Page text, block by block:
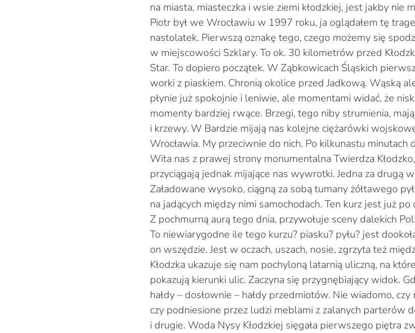
na miasta, miasteczka i wsie ziemi kłodzkiej, jest jakby nie
Piotr był we Wrocławiu w 1997 roku, ja oglądałem tę
nastolatek. Pierwszą oznakę tego, czego możemy się
w miejscowości Szklary. To ok. 30 kilometrów przed
Star. To dopiero początek. W Ząbkowicach Śląskich
worki z piaskiem. Chronią okolice przed Jadkową. Wąską
płynie już spokojnie i leniwie, ale momentami widać, że
momenty bardziej rwące. Brzegi, tego niby strumienia,
i krzewy. W Bardzie mijają nas kolejne ciężarówki
Wrocławia. My przeciwnie do nich. Po kilkunastu minutach
Wita nas z prawej strony monumentalna Twierdza
przyciągają jednak mijające nas wywrotki. Jedna za drugą
Załadowane wysoko, ciągną za sobą tumany żółtawego
na jadących między nimi samochodach. Ten kurz jest już
Z pochmurną aurą tego dnia, przywołuje sceny dalekich
To niewiarygodne ile tego kurzu? piasku? pyłu? jest
on wszędzie. Jest w oczach, uszach, nosie, zgrzyta też
Kłodzka ukazuje się nam pochyloną latarnią uliczną, na
pokazują kierunki ulic. Zaczyna się przygnębiający widok.
hałdy – dosłownie – hałdy przedmiotów. Nie wiadomo,
czy podniesione przez ludzi meblami z zalanych parterów
i drugie. Woda Nysy Kłodzkiej sięgała pierwszego piętra